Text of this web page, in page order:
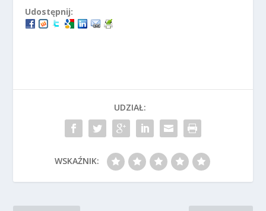
Udostępnij:
UDZIAŁ:
WSKAŹNIK: